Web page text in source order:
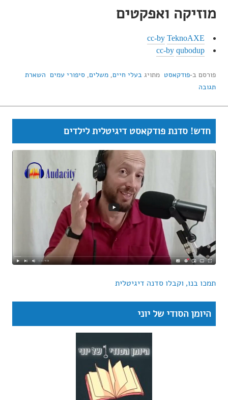
מוזיקה ואפקטים
cc-byTeknoAXE
cc-byqubodup
פורסם ב-פודקאסט מתויג בעלי חיים, משלים, סיפורי עמים השארת
תגובה
חדש! סדנת פודקאסט דיגיטלית לילדים
תמכו בנו, וקבלו סדנה דיגיטלית
היומן הסודי של יוני